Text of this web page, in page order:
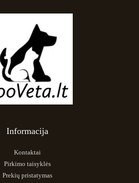
Informacija
Kontaktai
Pirkimo taisyklės
Prekių pristatymas